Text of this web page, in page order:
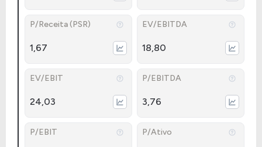
P/Receita (PSR)
1,67
EV/EBITDA
18,80
EV/EBIT
24,03
P/EBITDA
3,76
P/EBIT P/Ativo